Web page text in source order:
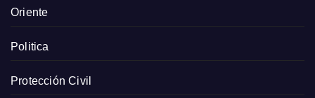
Oriente
Politica
Protección Civil